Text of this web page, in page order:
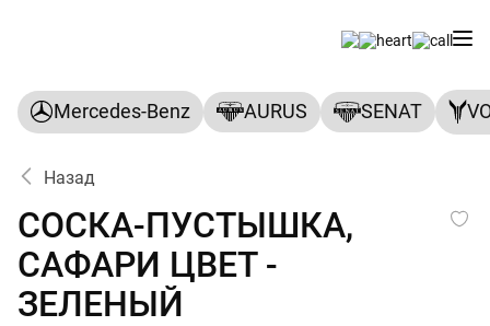
Mercedes-Benz AURUS SENAT
Назад
СОСКА-ПУСТЫШКА,
СОСКА-ПУСТЫШКА,
САФАРИ ЦВЕТ -
ЗЕЛЕНЫЙ